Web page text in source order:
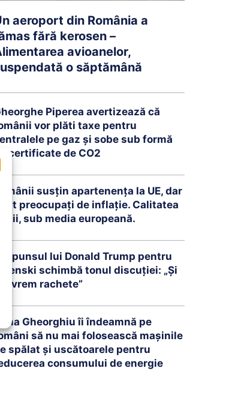
aeroport din România a
fără kerosen –
avioanelor,
o săptămână
Piperea avertizează că
vor plăti taxe pentru
pe gaz și sobe sub formă
certificate de CO2
susțin apartenența la UE, dar
preocupați de inflație. Calitatea
sub media europeană.
lui Donald Trump pentru
schimbă tonul discuției: „Și
vrem rachete”
Gheorghiu îi îndeamnă pe
să nu mai folosească mașinile
spălat și uscătoarele pentru
consumului de energie